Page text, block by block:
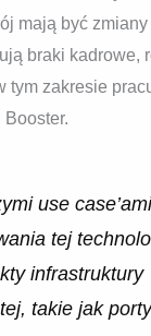
mają być
braki kadrowe,
tym zakresie
use
tej
infrastruktury
takie jak